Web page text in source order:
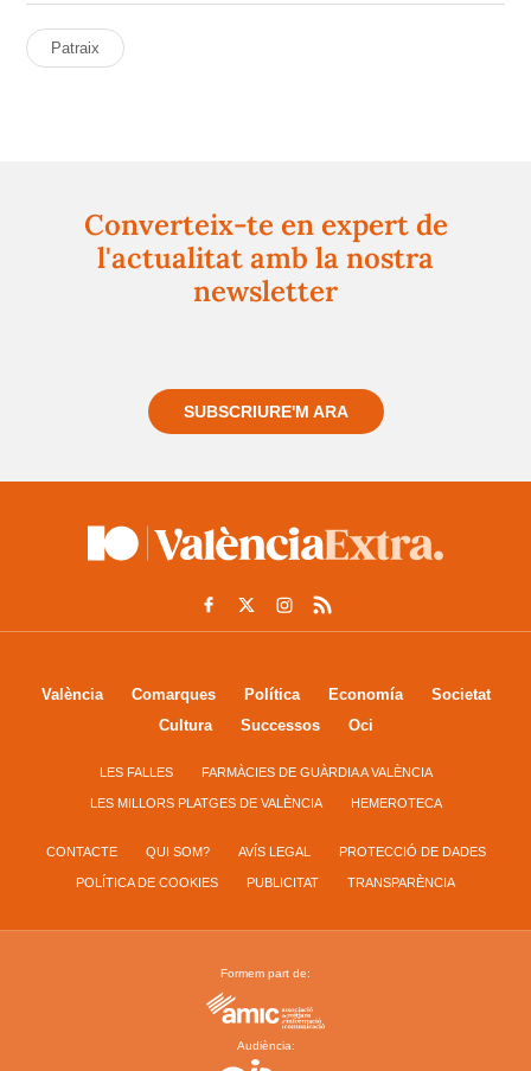
Patraix
Converteix-te en expert de
l'actualitat amb la nostra
newsletter
SUBSCRIURE'M ARA
València Comarques Política Economía
Societat
Cultura
Successos Oci
LES FALLES FARMÀCIES DE GUÀRDIA A VALÈNCIA
LES MILLORS PLATGES DE VALÈNCIA HEMEROTECA
CONTACTE QUI SOM? AVÍS LEGAL PROTECCIÓ DE DADES
POLÍTICA DE COOKIES PUBLICITAT TRANSPARÈNCIA
Formem part de:
Audiència: